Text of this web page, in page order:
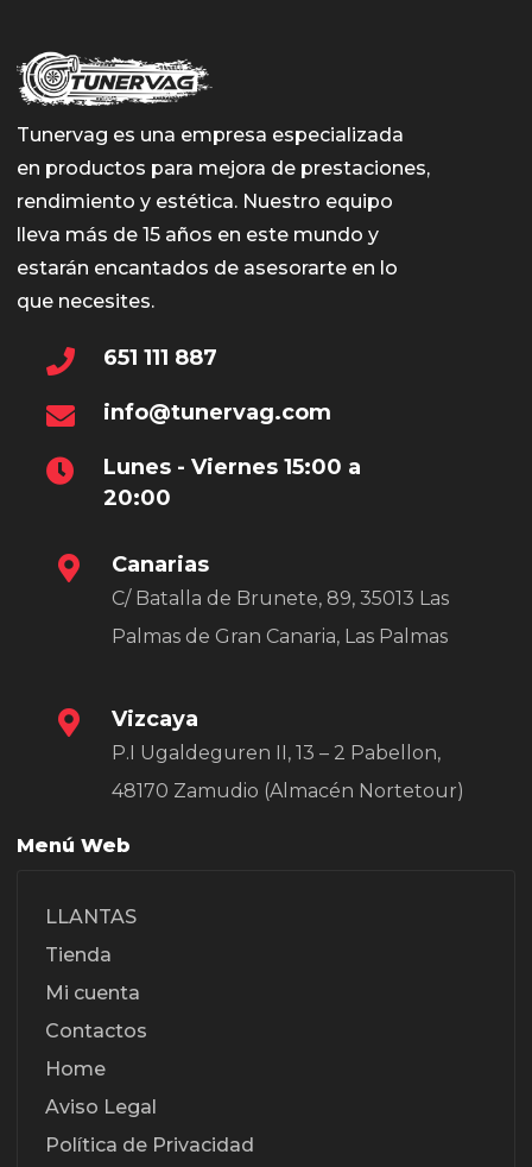
Tunervag es una empresa especializada
en productos para mejora de prestaciones,
rendimiento y estética. Nuestro equipo
lleva más de 15 años en este mundo y
estarán encantados de asesorarte en lo
que necesites.
651 111 887
info@tunervag.com
Lunes - Viernes 15:00 a
20:00
Canarias
C/ Batalla de Brunete, 89, 35013 Las
Palmas de Gran Canaria, Las Palmas
Vizcaya
P.I Ugaldeguren II, 13 – 2 Pabellon,
48170 Zamudio (Almacén Nortetour)
Menú Web
LLANTAS
Tienda
Mi cuenta
Contactos
Home
Aviso Legal
Política de Privacidad